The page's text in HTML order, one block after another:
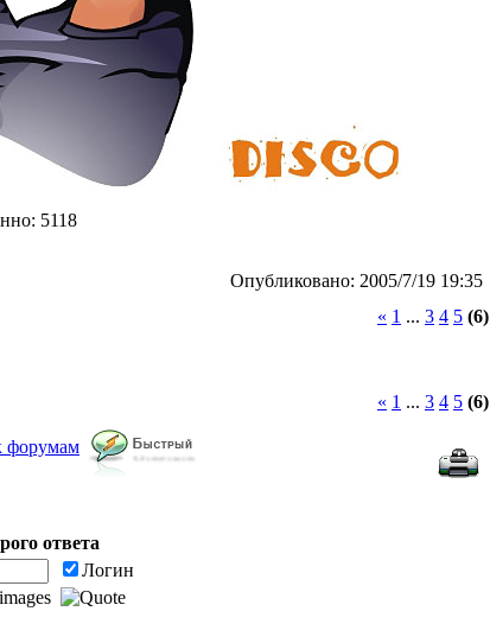
5118
Опубликовано: 2005/7/19 19:35
« 1 ... 3 4 5 (6)
« 1 ... 3 4 5 (6)
форумам
ответа
Логин